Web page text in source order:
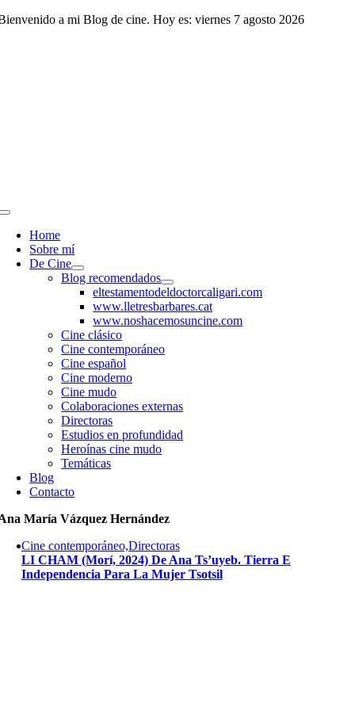
Saltar
a mi Blog de cine. Hoy es: viernes 7 agosto 2026
Toggle
NavigationHome
Sobre mí
De Cine
Blog recomendados
eltestamentodeldoctorcaligari.com
www.lletresbarbares.cat
www.noshacemosuncine.com
Cine clásico
Cine contemporáneo
Cine español
Cine moderno
Cine mudo
Colaboraciones externas
Directoras
Estudios en profundidad
Heroínas cine mudo
Temáticas
Blog
Contacto
María Vázquez Hernández
Cine contemporáneo,Directoras
LI CHAM (Morí, 2024) De Ana Ts’uyeb. Tierra E
Independencia Para La Mujer Tsotsil